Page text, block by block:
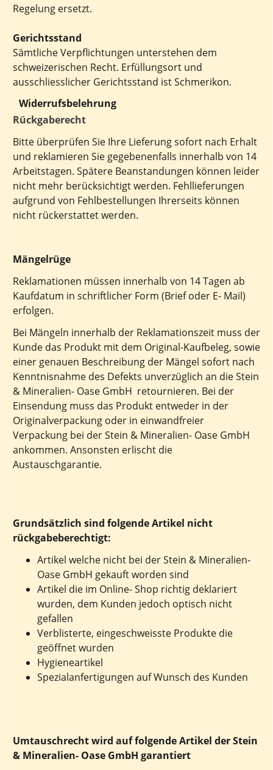
Regelung ersetzt.
Gerichtsstand
Sämtliche Verpflichtungen unterstehen dem
schweizerischen Recht. Erfüllungsort und
ausschliesslicher Gerichtsstand ist Schmerikon.
Widerrufsbelehrung
Rückgaberecht
Bitte überprüfen Sie Ihre Lieferung sofort nach Erhalt
und reklamieren Sie gegebenenfalls innerhalb von 14
Arbeitstagen. Spätere Beanstandungen können leider
nicht mehr berücksichtigt werden. Fehllieferungen
aufgrund von Fehlbestellungen Ihrerseits können
nicht rückerstattet werden.
Mängelrüge
Reklamationen müssen innerhalb von 14 Tagen ab
Kaufdatum in schriftlicher Form (Brief oder E- Mail)
erfolgen.
Bei Mängeln innerhalb der Reklamationszeit muss der
Kunde das Produkt mit dem Original-Kaufbeleg, sowie
einer genauen Beschreibung der Mängel sofort nach
Kenntnisnahme des Defekts unverzüglich an die Stein
& Mineralien- Oase GmbH retournieren. Bei der
Einsendung muss das Produkt entweder in der
Originalverpackung oder in einwandfreier
Verpackung bei der Stein & Mineralien- Oase GmbH
ankommen. Ansonsten erlischt die
Austauschgarantie.
Grundsätzlich sind folgende Artikel nicht
rückgabeberechtigt:
Artikel welche nicht bei der Stein & Mineralien-
Oase GmbH gekauft worden sind
Artikel die im Online- Shop richtig deklariert
wurden, dem Kunden jedoch optisch nicht
gefallen
Verblisterte, eingeschweisste Produkte die
geöffnet wurden
Hygieneartikel
Spezialanfertigungen auf Wunsch des Kunden
Umtauschrecht wird auf folgende Artikel der Stein
& Mineralien- Oase GmbH garantiert